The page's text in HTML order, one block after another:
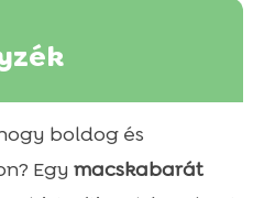
lakás
boldog és
Egy macskabarát